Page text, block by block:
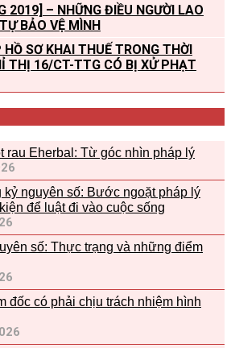
2019] – NHỮNG ĐIỀU NGƯỜI LAO
BẢO VỆ MÌNH
SƠ KHAI THUẾ TRONG THỜI
THỊ 16/CT-TTG CÓ BỊ XỬ PHẠT
rau Eherbal: Từ góc nhìn pháp lý
kỷ nguyên số: Bước ngoặt pháp lý
để luật đi vào cuộc sống
số: Thực trạng và những điểm
đốc có phải chịu trách nhiệm hình